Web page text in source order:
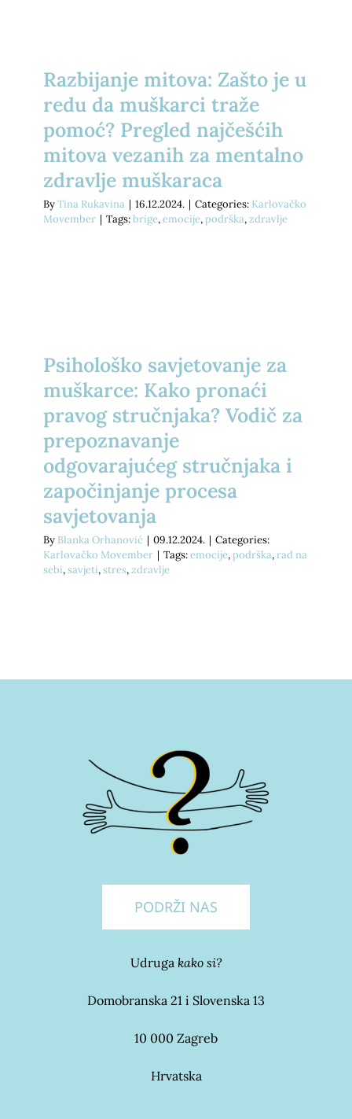
Razbijanje mitova: Zašto je u
redu da muškarci traže
pomoć? Pregled najčešćih
mitova vezanih za mentalno
zdravlje muškaraca
ByTina Rukavina | 16.12.2024. | Categories: Karlovačko
Movember | Tags:brige,emocije, podrška,zdravlje
Psihološko savjetovanje za
muškarce: Kako pronaći
pravog stručnjaka? Vodič za
prepoznavanje
odgovarajućeg stručnjaka i
započinjanje procesa
savjetovanja
By Blanka Orhanović | 09.12.2024. | Categories:
Karlovačko Movember | Tags:emocije, podrška, rad na
sebi,savjeti,stres,zdravlje
PODRŽI NAS
Udruga kako si?
Domobranska 21 i Slovenska 13
10 000 Zagreb
Hrvatska